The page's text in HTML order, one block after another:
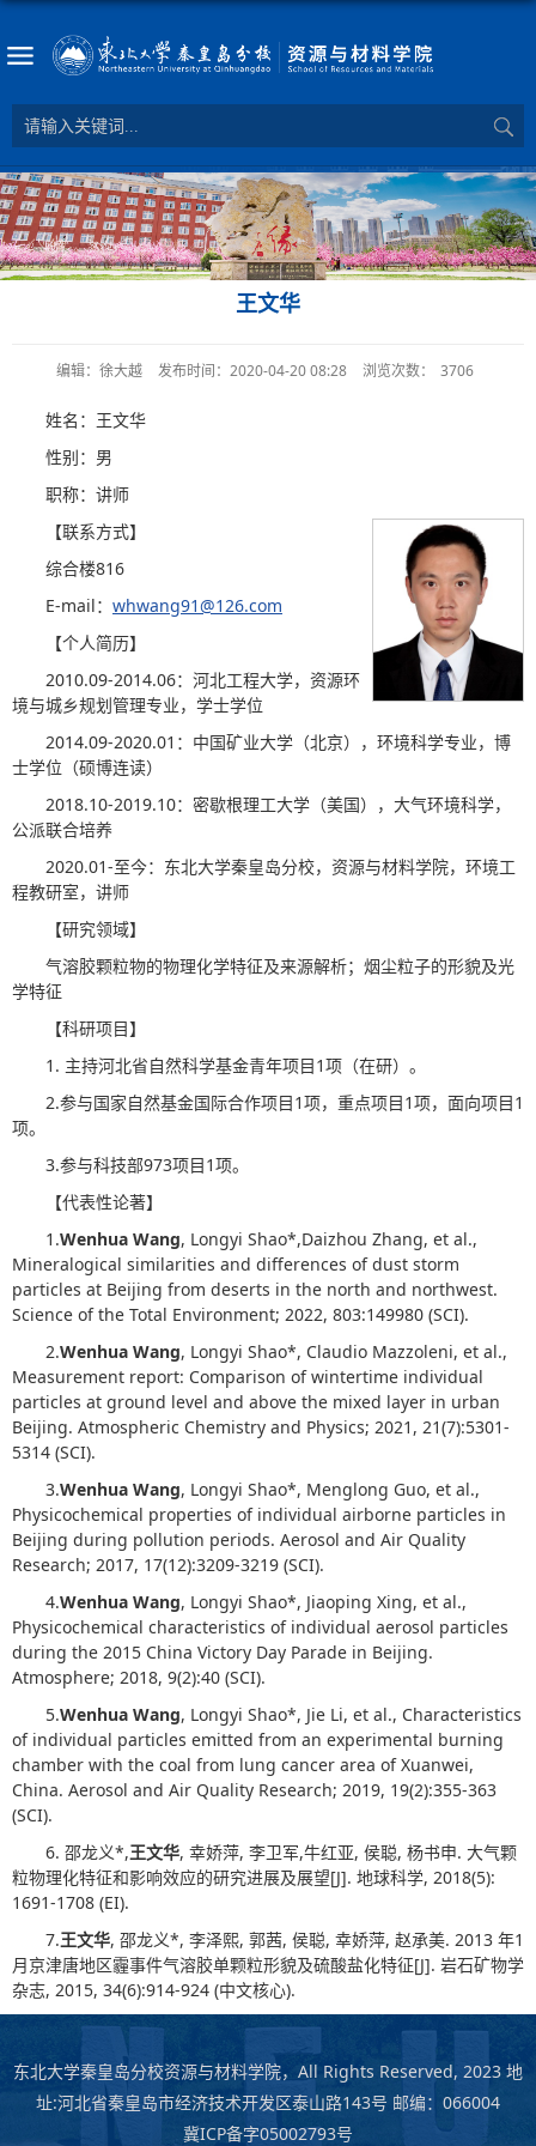
王文华
编辑：徐大越 发布时间：2020-04-20 08:28 浏览次数： 3706
姓名：王文华
性别：男
职称：讲师
【联系方式】
综合楼816
E-mail： whwang91@126.com
【个人简历】
2010.09-2014.06：河北工程大学，资源环
境与城乡规划管理专业，学士学位
2014.09-2020.01：中国矿业大学（北京），环境科学专业，博
士学位（硕博连读）
2018.10-2019.10：密歇根理工大学（美国），大气环境科学，
公派联合培养
2020.01-至今：东北大学秦皇岛分校，资源与材料学院，环境工
程教研室，讲师
【研究领域】
气溶胶颗粒物的物理化学特征及来源解析；烟尘粒子的形貌及光
学特征
【科研项目】
1. 主持河北省自然科学基金青年项目1项（在研）。
2.参与国家自然基金国际合作项目1项，重点项目1项，面向项目1
项。
3.参与科技部973项目1项。
【代表性论著】
1.Wenhua Wang, Longyi Shao*,Daizhou Zhang, et al.,
Mineralogical similarities and differences of dust storm
particles at Beijing from deserts in the north and northwest.
Science of the Total Environment; 2022, 803:149980 (SCI).
2.Wenhua Wang, Longyi Shao*, Claudio Mazzoleni, et al.,
Measurement report: Comparison of wintertime individual
particles at ground level and above the mixed layer in urban
Beijing. Atmospheric Chemistry and Physics; 2021, 21(7):5301-
5314 (SCI).
3.Wenhua Wang, Longyi Shao*, Menglong Guo, et al.,
Physicochemical properties of individual airborne particles in
Beijing during pollution periods. Aerosol and Air Quality
Research; 2017, 17(12):3209-3219 (SCI).
4.Wenhua Wang, Longyi Shao*, Jiaoping Xing, et al.,
Physicochemical characteristics of individual aerosol particles
during the 2015 China Victory Day Parade in Beijing.
Atmosphere; 2018, 9(2):40 (SCI).
5.Wenhua Wang, Longyi Shao*, Jie Li, et al., Characteristics
of individual particles emitted from an experimental burning
chamber with the coal from lung cancer area of Xuanwei,
China. Aerosol and Air Quality Research; 2019, 19(2):355-363
(SCI).
6. 邵龙义*,王文华, 幸娇萍, 李卫军,牛红亚, 侯聪, 杨书申. 大气颗
粒物理化特征和影响效应的研究进展及展望[J]. 地球科学, 2018(5):
1691-1708 (EI).
7.王文华, 邵龙义*, 李泽熙, 郭茜, 侯聪, 幸娇萍, 赵承美. 2013 年1
月京津唐地区霾事件气溶胶单颗粒形貌及硫酸盐化特征[J]. 岩石矿物学
杂志, 2015, 34(6):914-924 (中文核心).
东北大学秦皇岛分校资源与材料学院，All Rights Reserved, 2023 地
址:河北省秦皇岛市经济技术开发区泰山路143号 邮编：066004
冀ICP备字05002793号